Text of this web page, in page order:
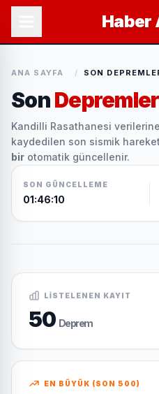
Haber
ANA SAYFA / SON
SonDepremler
Kandilli Rasathanesi
kaydedilen son sismik
bir otomatik güncellenir.
SON GÜNCELLEME
01:46:10
LISTELENEN KAYIT
50 Deprem
EN BÜYÜK (SON 500)